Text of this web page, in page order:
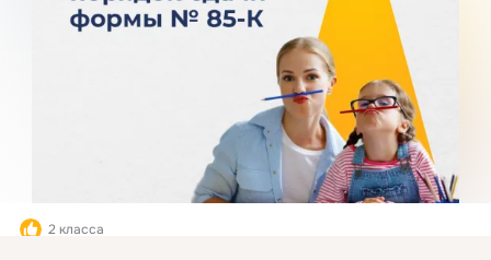
2 класса